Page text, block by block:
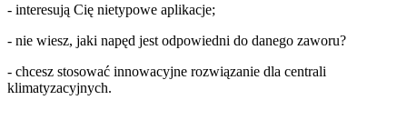
- interesują Cię nietypowe aplikacje;
- nie wiesz, jaki napęd jest odpowiedni do danego zaworu?
- chcesz stosować innowacyjne rozwiązanie dla centrali
klimatyzacyjnych.